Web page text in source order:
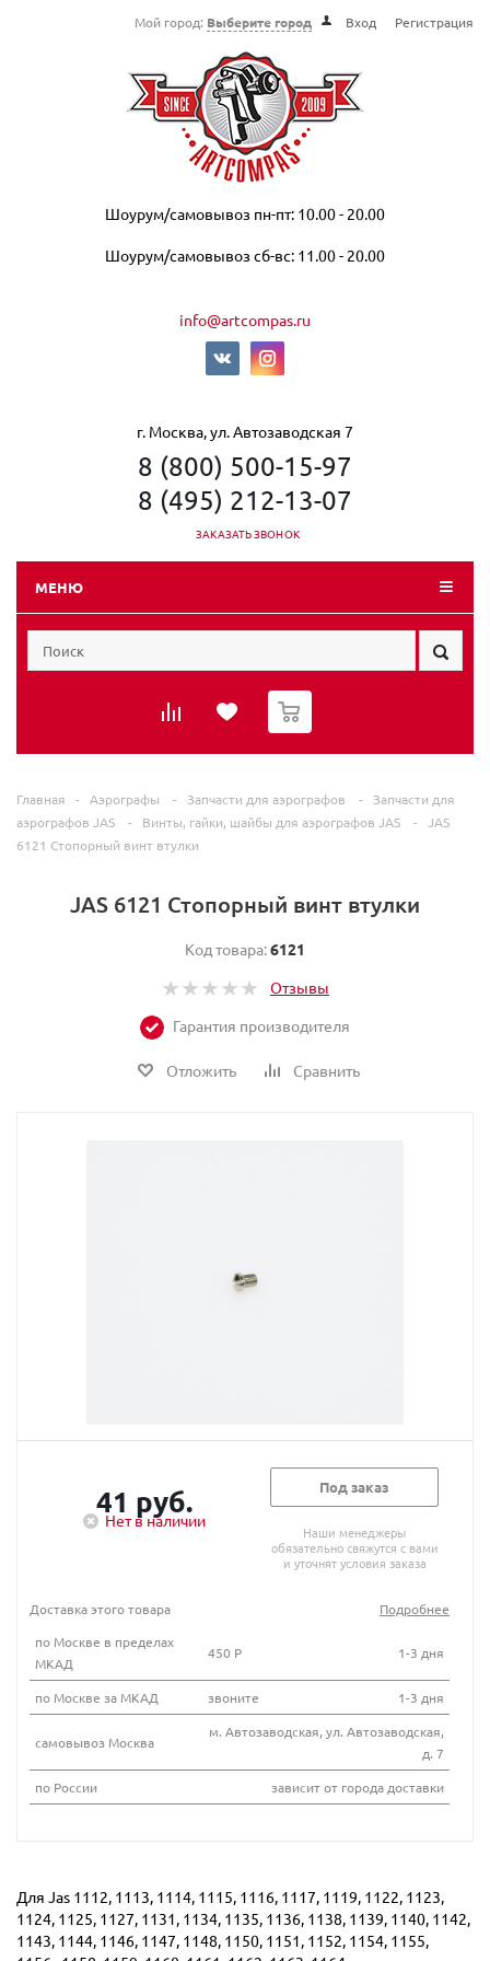
Мой город: Выберите город Вход Регистрация
Шоурум/самовывоз пн-пт: 10.00 - 20.00
Шоурум/самовывоз сб-вс: 11.00 - 20.00
info@artcompas.ru
г. Москва, ул. Автозаводская 7
8 (800) 500-15-97
8 (495) 212-13-07
ЗАКАЗАТЬ ЗВОНОК
МЕНЮ
0
Главная - Аэрографы - Запчасти для аэрографов -
Запчасти для
аэрографов JAS
- Винты, гайки, шайбы для аэрографов JAS -
JAS
6121 Стопорный винт втулки
JAS 6121 Стопорный винт втулки
Код товара:6121
Отзывы
Гарантия производителя
Отложить Сравнить
41 руб.
Нет в наличии
Под заказ
Наши менеджеры
обязательно свяжутся с вами
и уточнят условия заказа
Доставка этого товара
Подробнее
по Москве в пределах
МКАД
450 Р 1-3 дня
по Москве за МКАД звоните 1-3 дня
самовывоз Москва
м. Автозаводская, ул. Автозаводская,
д. 7
по России
зависит от города доставки
Для Jas 1112, 1113, 1114, 1115, 1116, 1117, 1119, 1122, 1123,
1124, 1125, 1127, 1131, 1134, 1135, 1136, 1138, 1139, 1140, 1142,
1143, 1144, 1146, 1147, 1148, 1150, 1151, 1152, 1154, 1155,